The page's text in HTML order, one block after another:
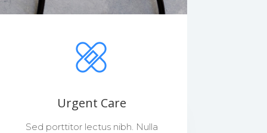
Urgent Care
Sed porttitor lectus nibh. Nulla